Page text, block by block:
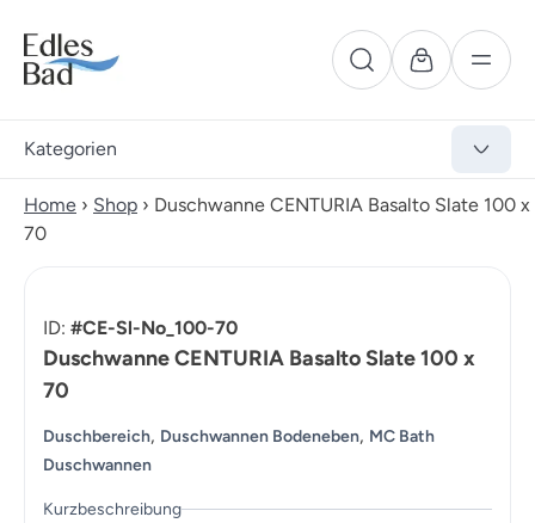
Kategorien
Home › Shop › Duschwanne CENTURIA Basalto Slate 100 x
70
ID: #CE-Sl-No_100-70
Duschwanne CENTURIA Basalto Slate 100 x
70
Duschbereich, Duschwannen Bodeneben, MC Bath
Duschwannen
Kurzbeschreibung